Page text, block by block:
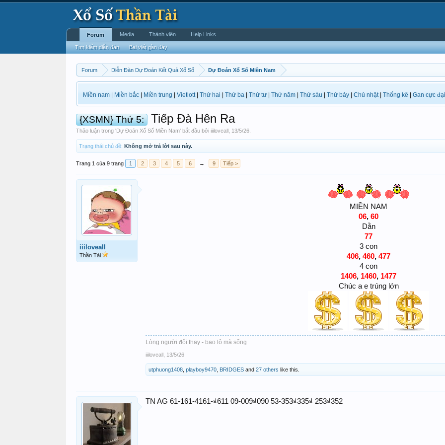
Forum Diễn Đàn Dự Đoán Kết Quả Xổ Số Dự Đoán Xổ Số Miền Nam
Miền nam Miền bắc Miền trung Vietlott| Thứ hai Thứ ba Thứ tư Thứ năm Thứ sáu Thứ bảy Chủ nhật| Thống kê Gan cực đại
{XSMN} Thứ 5: Tiếp Đà Hên Ra
Thảo luận trong 'Dự Đoán Xổ Số Miền Nam' bắt đầu bởi iiiloveall 13/5/26
Trạng thái chủ đề: Không mở trả lời sau này.
Trang 1 của 9 trang 1 2 3 4 5 6 → 9 Tiếp >
iiiloveall
Thần Tài
MIỀN NAM
06, 60
Dằn
77
3 con
406, 460, 477
4 con
1406, 1460, 1477
Chúc a e trúng lớn
Lòng người đổi thay - bao lô mà sống
iiiloveall 13/5/26
utphuong1408 playboy9470 BRIDGES and 27 others like this.
TN AG 61-161-4161-₫611 09-009₫090 53-353₫335₫ 253₫352
Forum
Tìm kiếm diễn đàn Bài viết gần đây
Media Thành viên Help Links